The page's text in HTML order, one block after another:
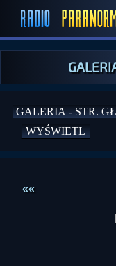
««